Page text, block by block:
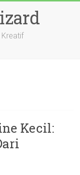
Kreatif
Kecil: